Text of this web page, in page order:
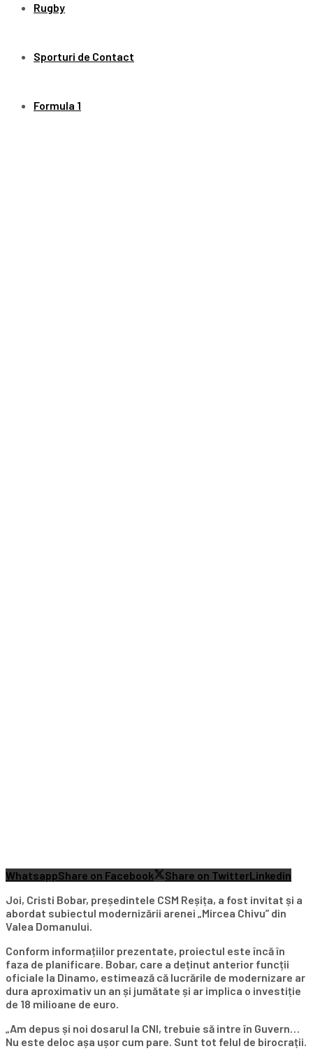
Rugby
Sporturi de Contact
Formula 1
WhatsappShare on Facebook Share on TwitterLinkedin
Joi, Cristi Bobar, președintele CSM Reșița, a fost invitat și a
abordat subiectul modernizării arenei „Mircea Chivu” din
Valea Domanului.
Conform informațiilor prezentate, proiectul este încă în
faza de planificare. Bobar, care a deținut anterior funcții
oficiale la Dinamo, estimează că lucrările de modernizare ar
dura aproximativ un an și jumătate și ar implica o investiție
de 18 milioane de euro.
„Am depus și noi dosarul la CNI, trebuie să intre în Guvern…
Nu este deloc așa ușor cum pare. Sunt tot felul de birocrații.